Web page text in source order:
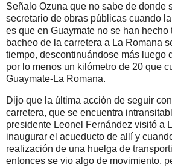
Señalo Ozuna que no sabe de donde
secretario de obras públicas cuando
es que en Guaymate no se han hecho
bacheo de la carretera a La Romana
tiempo, descontinuándose más luego
por lo menos un kilómetro de 20 que
Guaymate-La Romana.
Dijo que la última acción de seguir
carretera, que se encuentra
presidente Leonel Fernández visitó a
inaugurar el acueducto de allí y
realización de una huelga de
entonces se vio algo de movimiento,